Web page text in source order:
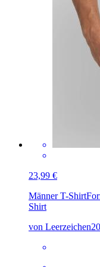
23,99 €
Männer T-Shirt
Shirt
von